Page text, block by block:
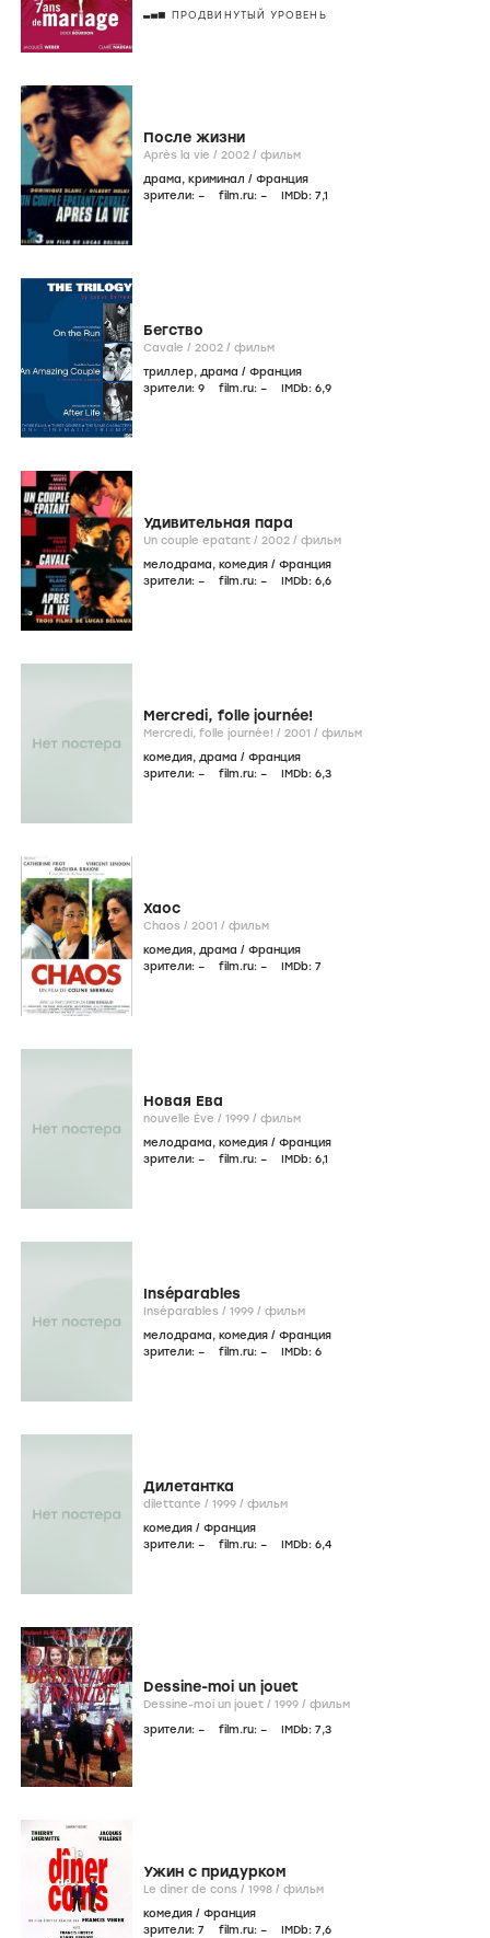
ПРОДВИНУТЫЙ УРОВЕНЬ
После жизни
Après la vie / 2002 / фильм
драма, криминал / Франция
зрители: – film.ru: – IMDb: 7,1
Бегство
Cavale / 2002 / фильм
триллер, драма / Франция
зрители: 9 film.ru: – IMDb: 6,9
Удивительная пара
Un couple epatant / 2002 / фильм
мелодрама, комедия / Франция
зрители: – film.ru: – IMDb: 6,6
Mercredi, folle journée!
Mercredi, folle journée! / 2001 / фильм
комедия, драма / Франция
зрители: – film.ru: – IMDb: 6,3
Хаос
Chaos / 2001 / фильм
комедия, драма / Франция
зрители: – film.ru: – IMDb: 7
Новая Ева
nouvelle Ève / 1999 / фильм
мелодрама, комедия / Франция
зрители: – film.ru: – IMDb: 6,1
Inséparables
Inséparables / 1999 / фильм
мелодрама, комедия / Франция
зрители: – film.ru: – IMDb: 6
Дилетантка
dilettante / 1999 / фильм
комедия / Франция
зрители: – film.ru: – IMDb: 6,4
Dessine-moi un jouet
Dessine-moi un jouet / 1999 / фильм
зрители: – film.ru: – IMDb: 7,3
Ужин с придурком
Le diner de cons / 1998 / фильм
комедия / Франция
зрители: 7 film.ru: – IMDb: 7,6